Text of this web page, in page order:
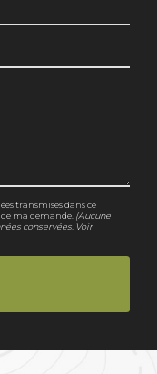
transmises dans ce
ma demande. (Aucune
conservées. Voir